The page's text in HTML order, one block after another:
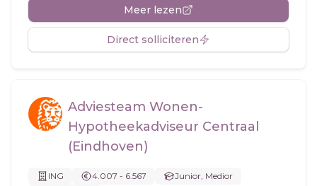
Meer lezen
Direct solliciteren
Adviesteam Wonen-
Hypotheekadviseur Centraal
(Eindhoven)
ING 4.007 - 6.567
Junior, Medior